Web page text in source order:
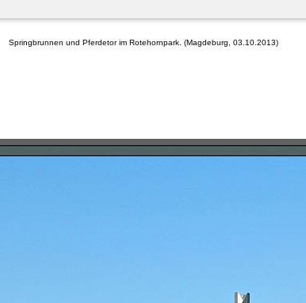
Springbrunnen und Pferdetor im Rotehornpark. (Magdeburg, 03.10.2013)